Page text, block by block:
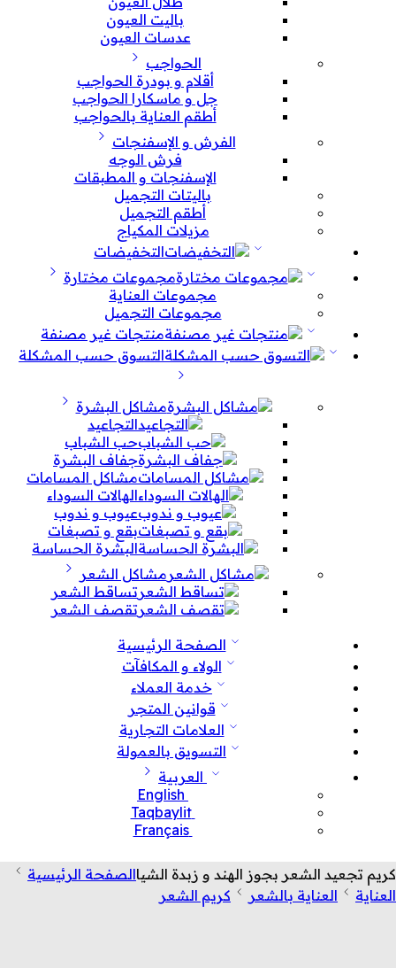
باليت العيون
عدسات العيون
الحواجب
أقلام و بودرة الحواجب
جل و ماسكارا الحواجب
أطقم العناية بالحواجب
الفرش و الإسفنجات
فرش الوجه
الإسفنجات و المطبقات
باليتات التجميل
أطقم التجميل
مزيلات المكياج
التخفيضات
مجموعات مختارة
مجموعات العناية
مجموعات التجميل
منتجات غير مصنفة
التسوق حسب المشكلة
مشاكل البشرة
التجاعيد
حب الشباب
جفاف البشرة
مشاكل المسامات
الهالات السوداء
عيوب و ندوب
بقع و تصبغات
البشرة الحساسة
مشاكل الشعر
تساقط الشعر
تقصف الشعر
الصفحة الرئيسية
الولاء و المكافآت
خدمة العملاء
قوانين المتجر
العلامات التجارية
التسويق بالعمولة
العربية
English
Taqbaylit
Français
كريم تجعيد الشعر بجوز الهند و زبدة الشياالصفحة الرئيسية
العناية
العناية بالشعر كريم الشعر